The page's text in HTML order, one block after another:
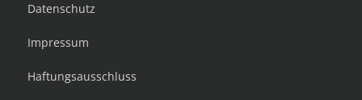
Datenschutz
Impressum
Haftungsausschluss